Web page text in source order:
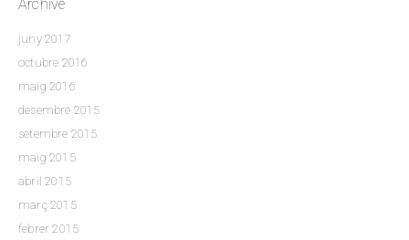
Archive
juny 2017
octubre 2016
maig 2016
desembre 2015
setembre 2015
maig 2015
abril 2015
març 2015
febrer 2015